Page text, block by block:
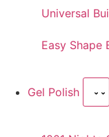
Universal
Easy Shape
Gel Polish